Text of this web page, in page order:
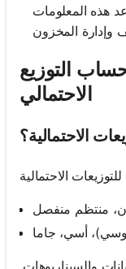
هذه المعلومات
التوزيع
الاحتمالي
الاحتمالية؟
منتظم منفصل
أسي، جاما